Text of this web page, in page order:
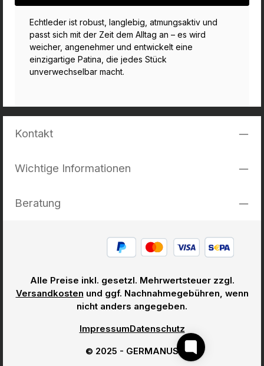
Echtleder ist robust, langlebig, atmungsaktiv und
passt sich mit der Zeit dem Alltag an – es wird
weicher, angenehmer und entwickelt eine
einzigartige Patina, die jedes Stück
unverwechselbar macht.
Kontakt
Wichtige Informationen
Beratung
Alle Preise inkl. gesetzl. Mehrwertsteuer zzgl.
Versandkosten und ggf. Nachnahmegebühren, wenn
nicht anders angegeben.
© 2025 - GERMANUS
ImpressumDatenschutz